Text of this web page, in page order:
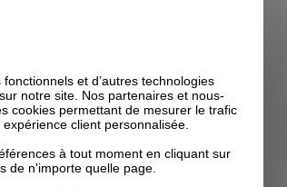
et d’autres technologies
notre site. Nos partenaires et nous-
cookies permettant de mesurer le trafic
client personnalisée.
à tout moment en cliquant sur
de n'importe quelle page.